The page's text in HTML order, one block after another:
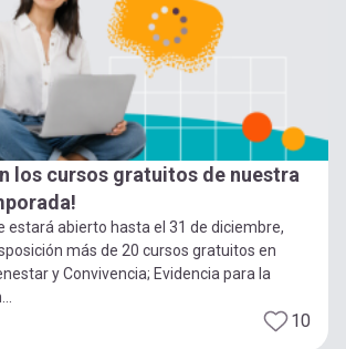
los cursos gratuitos de nuestra
estará abierto hasta el 31 de diciembre,
más de 20 cursos gratuitos en
y Convivencia; Evidencia para la
10